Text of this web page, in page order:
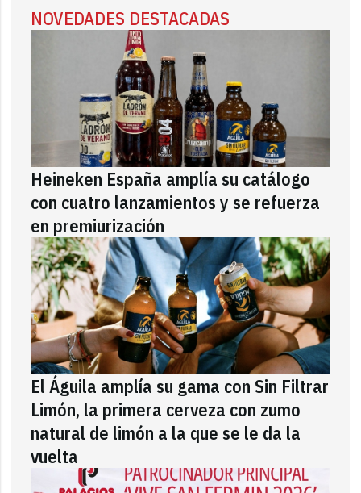
NOVEDADES DESTACADAS
Heineken España amplía su catálogo
con cuatro lanzamientos y se refuerza
en premiurización
El Águila amplía su gama con Sin Filtrar
Limón, la primera cerveza con zumo
natural de limón a la que se le da la
vuelta